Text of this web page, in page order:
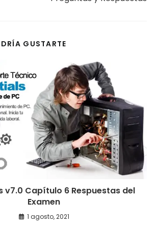
GUSTARTE
v7.0 Capítulo 6 Respuestas del
Examen
1 agosto, 2021